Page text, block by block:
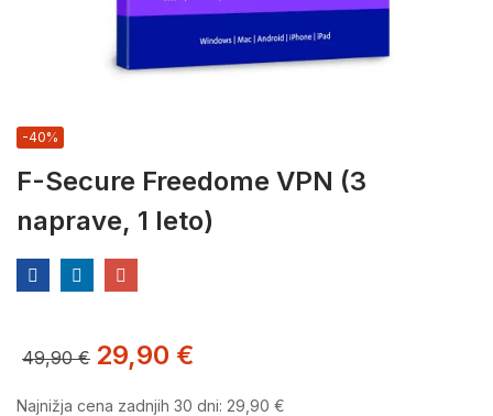
F-Secure Freedome VPN (3
naprave, 1 leto)
-40%
49,90€ 29,90 €
Najnižja cena zadnjih 30 dni: 29,90 €